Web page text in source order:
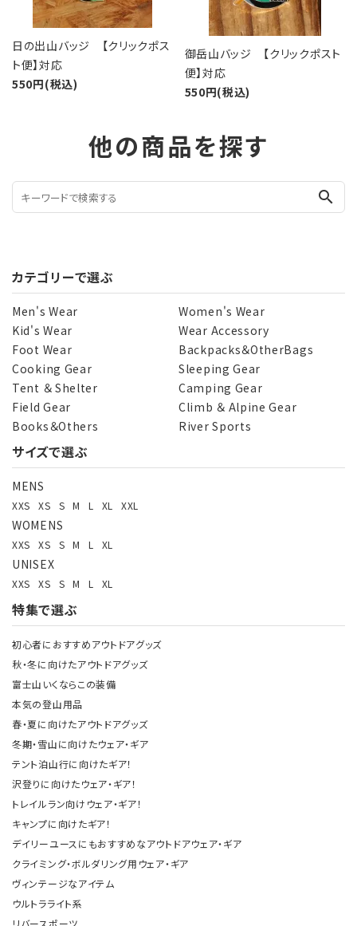
日の出山バッジ 【クリックポス
ト便】対応
550円(税込)
御岳山バッジ 【クリックポスト
便】対応
550円(税込)
他の商品を探す
search
カテゴリーで選ぶ
Men's Wear
Women's Wear
Kid's Wear
Wear Accessory
Foot Wear
Backpacks＆OtherBags
Cooking Gear
Sleeping Gear
Tent ＆ Shelter
Camping Gear
Field Gear
Climb ＆ Alpine Gear
Books＆Others
River Sports
サイズで選ぶ
MENS
XXS XS S M L XL XXL
WOMENS
XXS XS S M L XL
UNISEX
XXS XS S M L XL
特集で選ぶ
初心者におすすめアウトドアグッズ
秋・冬に向けたアウトドアグッズ
富士山いくならこの装備
本気の登山用品
春・夏に向けたアウトドアグッズ
冬期・雪山に向けたウェア・ギア
テント泊山行に向けたギア！
沢登りに向けたウェア・ギア！
トレイルラン向けウェア・ギア！
キャンプに向けたギア！
デイリーユースにもおすすめなアウトドアウェア・ギア
クライミング・ボルダリング用ウェア・ギア
ヴィンテージなアイテム
ウルトラライト系
リバースポーツ